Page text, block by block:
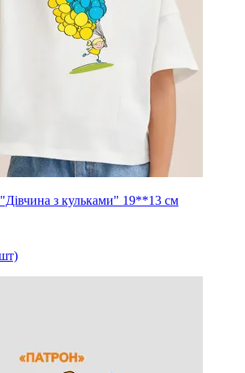
з кульками" 19**13 см